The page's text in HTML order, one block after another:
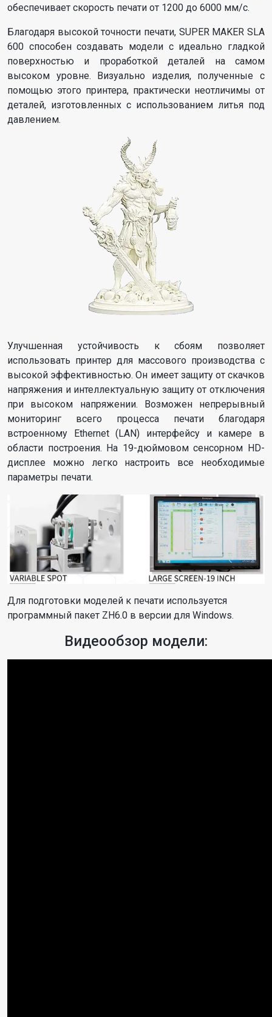
обеспечивает скорость печати от 1200 до 6000 мм/с.
Благодаря высокой точности печати, SUPER MAKER SLA
600 способен создавать модели с идеально гладкой
поверхностью и проработкой деталей на самом
высоком уровне. Визуально изделия, полученные с
помощью этого принтера, практически неотличимы от
деталей, изготовленных с использованием литья под
давлением.
Улучшенная устойчивость к сбоям позволяет
использовать принтер для массового производства с
высокой эффективностью. Он имеет защиту от скачков
напряжения и интеллектуальную защиту от отключения
при высоком напряжении. Возможен непрерывный
мониторинг всего процесса печати благодаря
встроенному Ethernet (LAN) интерфейсу и камере в
области построения. На 19-дюймовом сенсорном HD-
дисплее можно легко настроить все необходимые
параметры печати.
Для подготовки моделей к печати используется
программный пакет ZH6.0 в версии для Windows.
Видеообзор модели: